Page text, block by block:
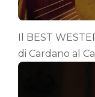
Il BEST
di Cardano al